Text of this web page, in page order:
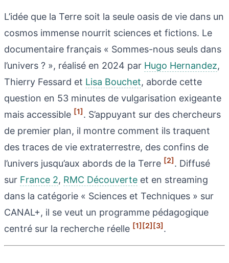
L’idée que la Terre soit la seule oasis de vie dans un
cosmos immense nourrit sciences et fictions. Le
documentaire français « Sommes-nous seuls dans
l’univers ? », réalisé en 2024 par Hugo Hernandez,
Thierry Fessard et Lisa Bouchet, aborde cette
question en 53 minutes de vulgarisation exigeante
mais accessible [1]. S’appuyant sur des chercheurs
de premier plan, il montre comment ils traquent
des traces de vie extraterrestre, des confins de
l’univers jusqu’aux abords de la Terre [2]. Diffusé
sur France 2, RMC Découverte et en streaming
dans la catégorie « Sciences et Techniques » sur
CANAL+, il se veut un programme pédagogique
centré sur la recherche réelle [1][2][3].